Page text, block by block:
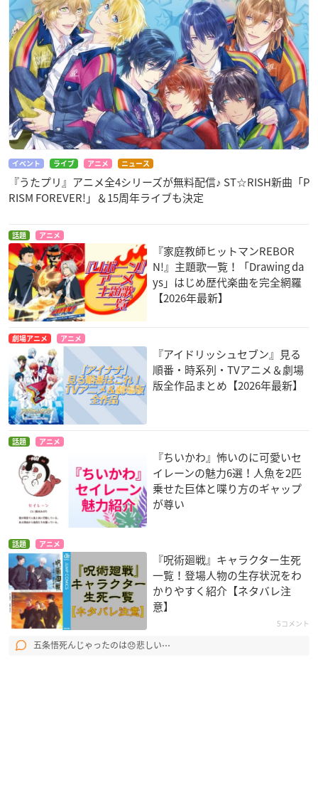
イベント ライブ アニメ ニュース
『うたプリ』アニメ全4シリーズが無料配信♪ ST☆RISH新曲「P
RISM FOREVER!」＆15周年ライブも決定
話題 アニメ
『家庭教師ヒットマンREBOR
N!』主題歌一覧！「Drawing da
ys」はじめ歴代楽曲を完全網羅
【2026年最新】
劇場アニメ アニメ
『アイドリッシュセブン』見る
順番・時系列・TVアニメ＆劇場
版全作品まとめ【2026年最新】
話題 アニメ
『ちいかわ』怖いのに可愛いセ
イレーンの魅力6選！人魚を2匹
乗せた巨体と喋り方のギャップ
が尊い
話題 アニメ
『呪術廻戦』キャラクター生死
一覧！登場人物の生存状況をわ
かりやすく紹介【ネタバレ注
意】
5コメント
五条悟死んじゃったのは😞悲しい⋯